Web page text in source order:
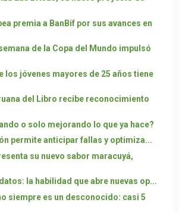
premia a BanBif por sus avances en
de la Copa del Mundo impulsó
los jóvenes mayores de 25 años tiene
del Libro recibe reconocimiento
o solo mejorando lo que ya hace?
permite anticipar fallas y optimiza...
su nuevo sabor maracuyá,
la habilidad que abre nuevas op...
siempre es un desconocido: casi 5